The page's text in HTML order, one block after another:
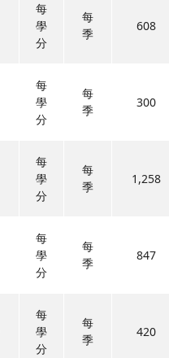
每
學
分
每
季
608
每
學
分
每
季
300
每
學
分
每
季
1,258
每
學
分
每
季
847
每
學
分
每
季
420